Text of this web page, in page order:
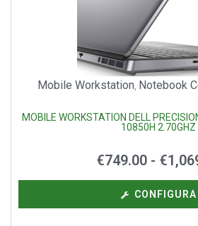
Mobile Workstation, Notebook
MOBILE WORKSTATION DELL
10850H 2.70GHZ
€749.00 - €
CONFIGURA